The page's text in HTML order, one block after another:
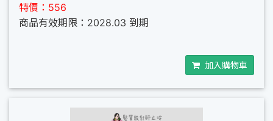
特價：556
商品有效期限：2028.03 到期
加入購物車